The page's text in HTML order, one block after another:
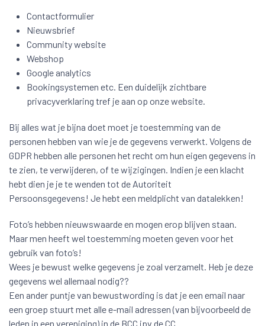
Contactformulier
Nieuwsbrief
Community website
Webshop
Google analytics
Bookingsystemen etc. Een duidelijk zichtbare
privacyverklaring tref je aan op onze website.
Bij alles wat je bijna doet moet je toestemming van de
personen hebben van wie je de gegevens verwerkt. Volgens de
GDPR hebben alle personen het recht om hun eigen gegevens in
te zien, te verwijderen, of te wijzigingen. Indien je een klacht
hebt dien je je te wenden tot de Autoriteit
Persoonsgegevens! Je hebt een meldplicht van datalekken!
Foto’s hebben nieuwswaarde en mogen erop blijven staan.
Maar men heeft wel toestemming moeten geven voor het
gebruik van foto’s!
Wees je bewust welke gegevens je zoal verzamelt. Heb je deze
gegevens wel allemaal nodig??
Een ander puntje van bewustwording is dat je een email naar
een groep stuurt met alle e-mail adressen (van bijvoorbeeld de
leden in een vereniging) in de BCC ipv de CC.